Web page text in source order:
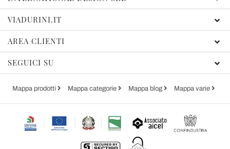
VIADURINI.IT
AREA CLIENTI
SEGUICI SU
Mappa prodotti Mappa categorie Mappa blog Mappa varie